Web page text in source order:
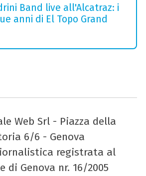
Band live all'Alcatraz: i
anni di El Topo Grand
Web Srl - Piazza della
6/6 - Genova
registrata al
di Genova nr. 16/2005